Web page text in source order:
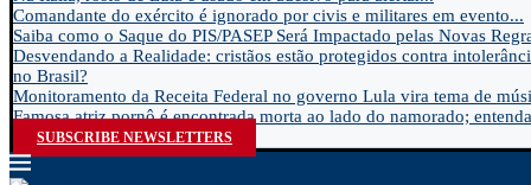
Comandante do exército é ignorado por civis e militares em evento...
Saiba como o Saque do PIS/PASEP Será Impactado pelas Novas
Desvendando a Realidade: cristãos estão protegidos contra
no Brasil?
Monitoramento da Receita Federal no governo Lula vira tema de
Famosa atriz pornô é encontrada morta ao lado do namorado;
SUBSCRIBE NEWSLETTERS